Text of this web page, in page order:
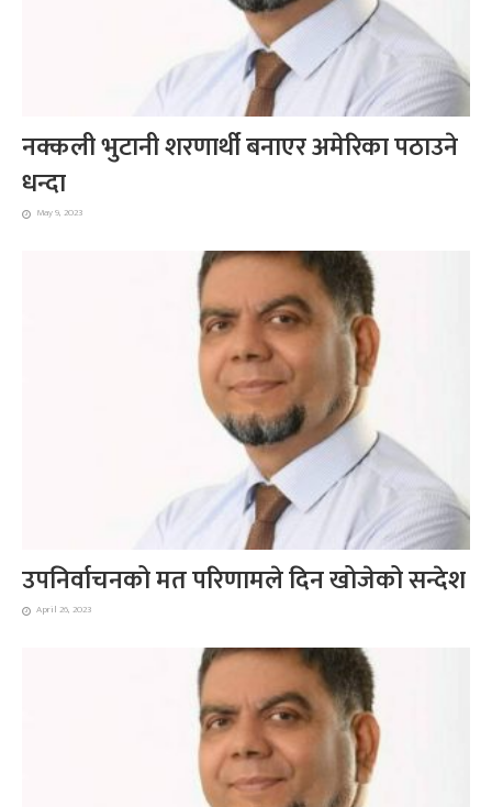
नक्कली भुटानी शरणार्थी बनाएर अमेरिका पठाउने
धन्दा
May 9, 2023
उपनिर्वाचनको मत परिणामले दिन खोजेको सन्देश
April 26, 2023